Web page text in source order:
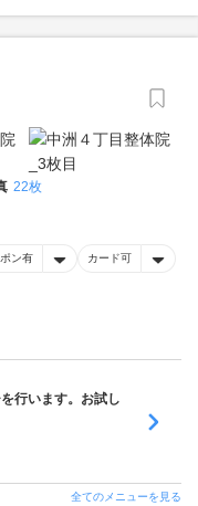
22枚
ン有 カード可
行います。お試し
全てのメニューを見る